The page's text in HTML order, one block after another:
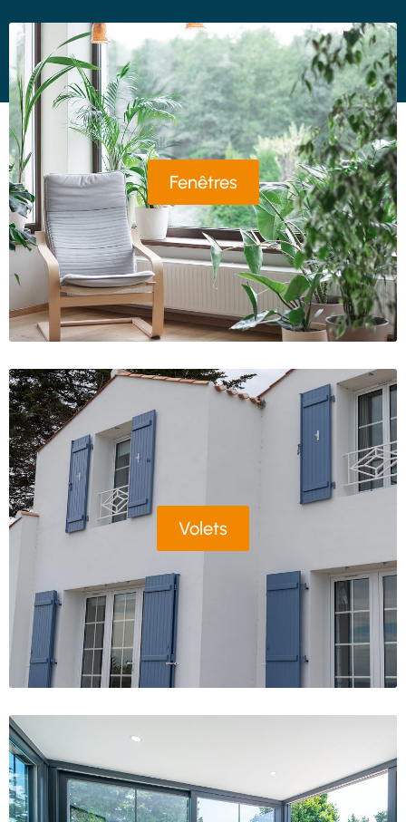
Fenêtres
Volets